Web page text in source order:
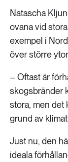
Natascha
ovana vid
exempel i
över större
– Oftast är
skogsbränder
stora, men det
grund av
Just nu, den
ideala